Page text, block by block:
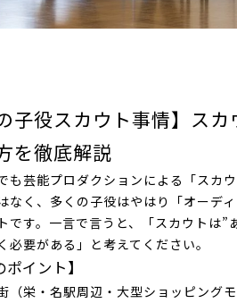
子役スカウト事情】ス
を徹底解説
も芸能プロダクションによる「スカ
なく、多くの子役はやはり「オーデ
です。一言で言うと、「スカウトは”
必要がある」と考えてください。
ポイント】
（栄・名駅周辺・大型ショッピング